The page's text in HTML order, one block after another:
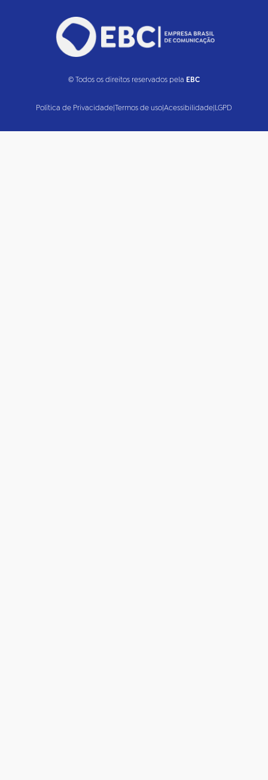
© Todos os direitos reservados pela EBC
Política de Privacidade|Termos de uso|Acessibilidade|LGPD